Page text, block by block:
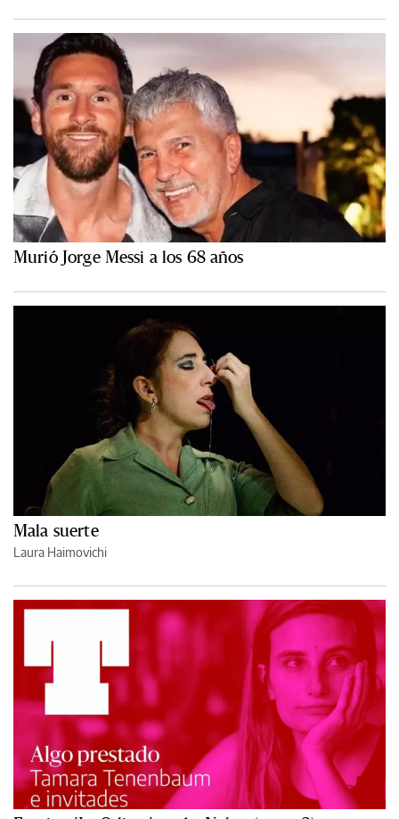
Murió Jorge Messi a los 68 años
Mala suerte
Laura Haimovichi